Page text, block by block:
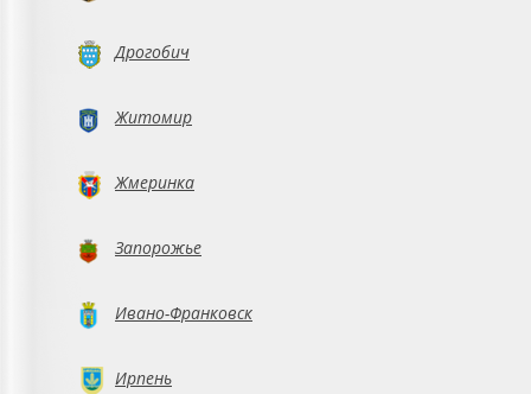
Дрогобич
Житомир
Жмеринка
Запорожье
Ивано-Франковск
Ирпень